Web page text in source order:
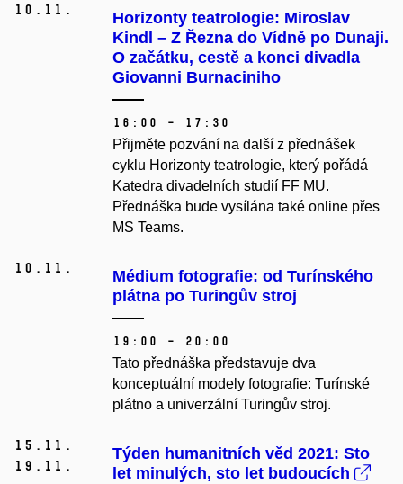
10. 11.
Horizonty teatrologie: Miroslav
Kindl – Z Řezna do Vídně po Dunaji.
O začátku, cestě a konci divadla
Giovanni Burnaciniho
16:00 – 17:30
Přijměte pozvání na další z přednášek
cyklu Horizonty teatrologie, který pořádá
Katedra divadelních studií FF MU.
Přednáška bude vysílána také online přes
MS Teams.
10. 11.
Médium fotografie: od Turínského
plátna po Turingův stroj
19:00 – 20:00
Tato přednáška představuje dva
konceptuální modely fotografie: Turínské
plátno a univerzální Turingův stroj.
15. 11.
19. 11.
Týden humanitních věd 2021: Sto
let minulých, sto let budoucích